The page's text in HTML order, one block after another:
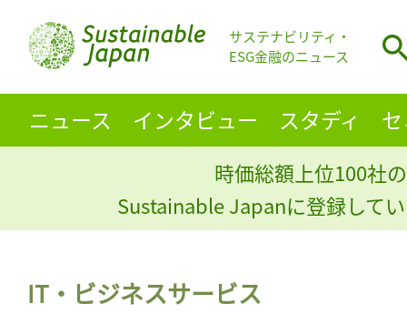
サステナビリティ・
ESG金融のニュース
ニュース インタビュー スタディ
時価総額上位100社
Sustainable Japanに登録して
IT・ビジネスサービス